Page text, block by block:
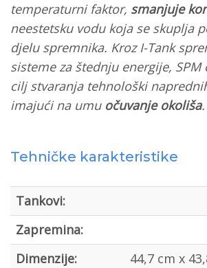
temperaturni faktor, smanjuje
neestetsku vodu koja se skuplja
djelu spremnika. Kroz I-Tank
sisteme za štednju energije, SPM
cilj stvaranja tehnološki
imajući na umu očuvanje okoliša.
Tehničke karakteristike
Tankovi:
Zapremina:
Dimenzije:
44,7 cm x